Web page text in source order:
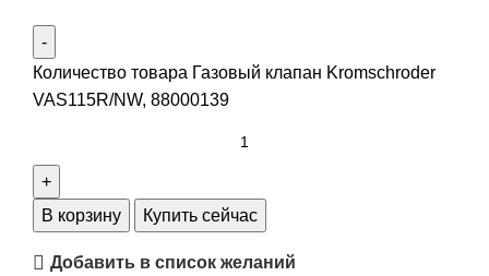
Количество товара Газовый клапан Kromschroder
VAS115R/NW, 88000139
В корзину Купить сейчас
Добавить в список желаний